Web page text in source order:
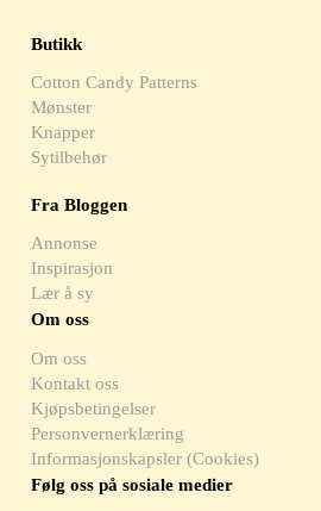
Butikk
Cotton Candy Patterns
Mønster
Knapper
Sytilbehør
Fra Bloggen
Annonse
Inspirasjon
Lær å sy
Om oss
Om oss
Kontakt oss
Kjøpsbetingelser
Personvernerklæring
Informasjonskapsler (Cookies)
Følg oss på sosiale medier